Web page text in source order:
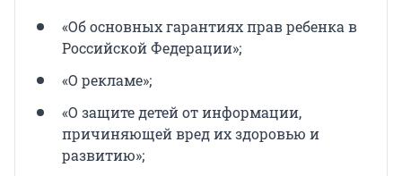
«Об основных гарантиях прав ребенка в
Российской Федерации»;
«О рекламе»;
«О защите детей от информации,
причиняющей вред их здоровью и
развитию»;